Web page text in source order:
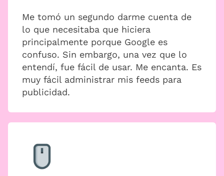
Me tomó un segundo darme cuenta de
lo que necesitaba que hiciera
principalmente porque Google es
confuso. Sin embargo, una vez que lo
entendí, fue fácil de usar. Me encanta. Es
muy fácil administrar mis feeds para
publicidad.